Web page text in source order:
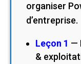
organiser
d’entreprise.
Leçon 1 —
&